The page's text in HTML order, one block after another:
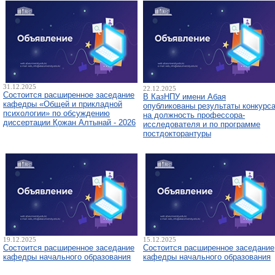
31.12.2025
Состоится расширенное заседание
кафедры «Общей и прикладной
психологии» по обсуждению
диссертации Қожан Алтынай - 2026
22.12.2025
В КазНПУ имени Абая
опубликованы результаты конкурса
на должность профессора-
исследователя и по программе
постдокторантуры
19.12.2025
Состоится расширенное заседание
кафедры начального образования
15.12.2025
Состоится расширенное заседание
кафедры начального образования